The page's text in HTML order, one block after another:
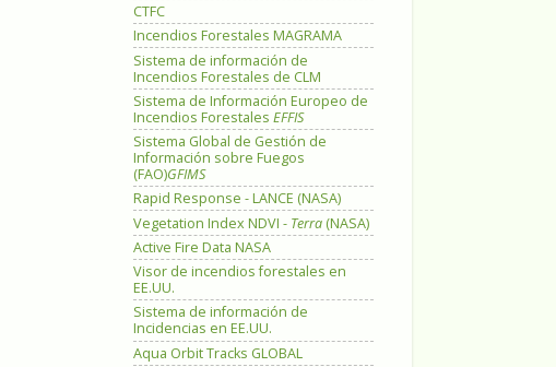
CTFC
Incendios Forestales MAGRAMA
Sistema de información de
Incendios Forestales de CLM
Sistema de Información Europeo de
Incendios Forestales EFFIS
Sistema Global de Gestión de
Información sobre Fuegos
(FAO)GFIMS
Rapid Response - LANCE (NASA)
Vegetation Index NDVI - Terra (NASA)
Active Fire Data NASA
Visor de incendios forestales en
EE.UU.
Sistema de información de
Incidencias en EE.UU.
Aqua Orbit Tracks GLOBAL